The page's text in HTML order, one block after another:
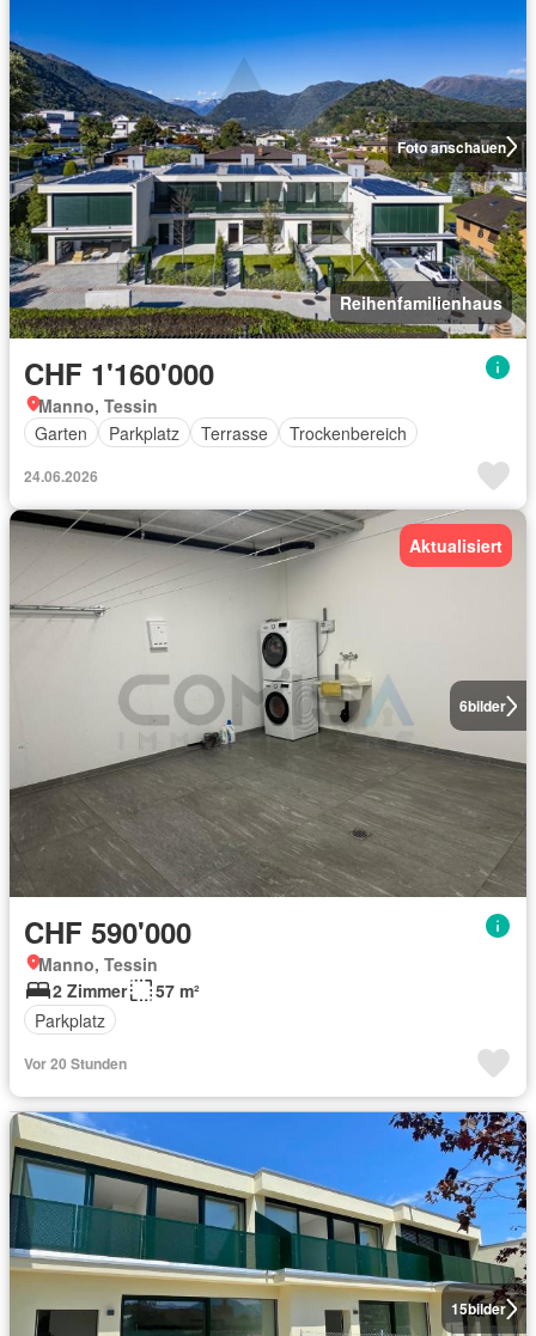
Foto anschauen
Reihenfamilienhaus
CHF 1'160'000
Manno, Tessin
Garten
Parkplatz Terrasse Trockenbereich
24.06.2026
6bilder
Aktualisiert
CHF 590'000
Manno, Tessin
2 Zimmer
57 m²
Parkplatz
Vor 20 Stunden
15bilder